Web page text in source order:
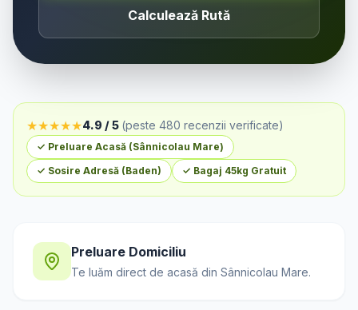
Calculează Rută
★★★★★4.9 / 5 (peste 480 recenzii verificate)
✓ Preluare Acasă (Sânnicolau Mare)
✓ Sosire Adresă (Baden) ✓ Bagaj 45kg Gratuit
Preluare Domiciliu
Te luăm direct de acasă din Sânnicolau Mare.